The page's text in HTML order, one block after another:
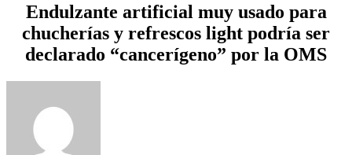
Endulzante artificial muy usado para
chucherías y refrescos light podría ser
declarado “cancerígeno” por la OMS